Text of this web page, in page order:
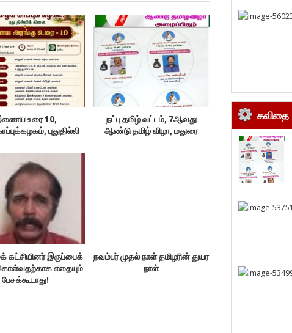
உரை 10,
புதுதில்லி
நட்பு தமிழ் வட்டம், 7ஆவது
ஆண்டு தமிழ் விழா, மதுரை
இருப்பைக்
எதையும்
பேசக்கூடாது!
நவம்பர் முதல் நாள் தமிழரின் துயர
நாள்
கவிதை